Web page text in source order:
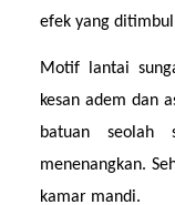
efek yang
Motif lantai
kesan adem dan
batuan seolah
menenangkan.
kamar mandi.